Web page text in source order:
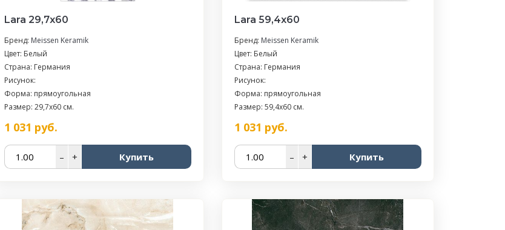
Lara 29,7х60
Бренд: Meissen Keramik
Цвет: Белый
Страна: Германия
Рисунок:
Форма: прямоугольная
Размер: 29,7x60 см.
1 031 руб.
– + Купить
Lara 59,4х60
Бренд: Meissen Keramik
Цвет: Белый
Страна: Германия
Рисунок:
Форма: прямоугольная
Размер: 59,4x60 см.
1 031 руб.
– + Купить